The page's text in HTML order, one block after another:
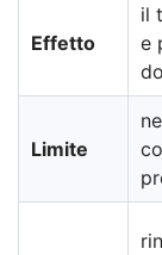
Effetto
il
e
Limite